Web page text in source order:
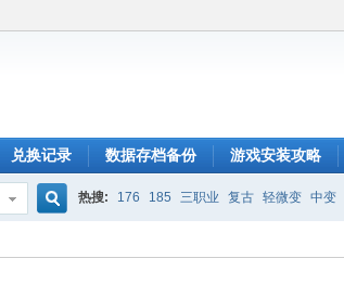
兑换记录 数据存档备份 游戏安装攻略
热搜: 176 185 三职业 复古 轻微变 中变